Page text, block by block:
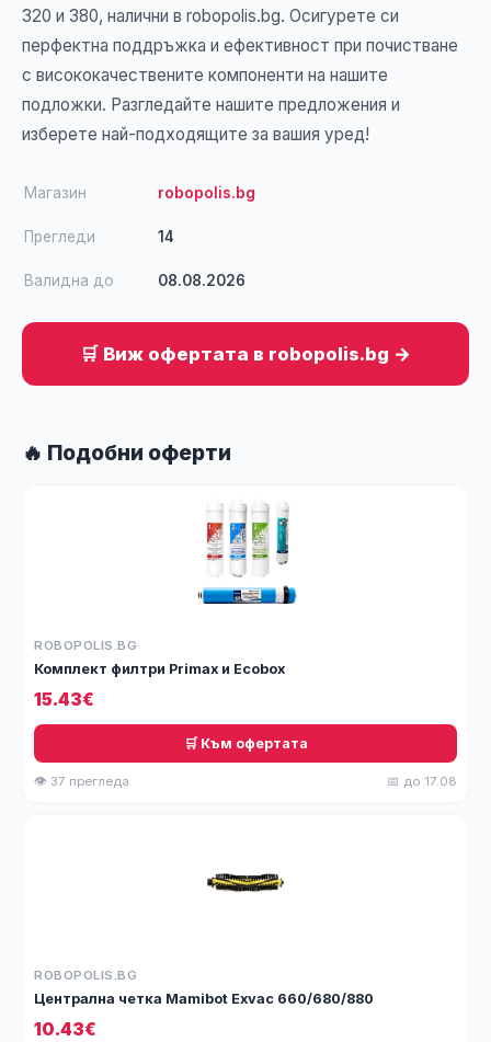
320 и 380, налични в robopolis.bg. Осигурете си
перфектна поддръжка и ефективност при почистване
с висококачествените компоненти на нашите
подложки. Разгледайте нашите предложения и
изберете най-подходящите за вашия уред!
Магазин robopolis.bg
Прегледи 14
Валидна до 08.08.2026
🛒 Виж офертата в robopolis.bg →
🔥 Подобни оферти
ROBOPOLIS.BG
Комплект филтри Primax и Еcobox
15.43€
🛒 Към офертата
👁 37 прегледа 📅 до 17.08
ROBOPOLIS.BG
Централна четка Mamibot Exvac 660/680/880
10.43€